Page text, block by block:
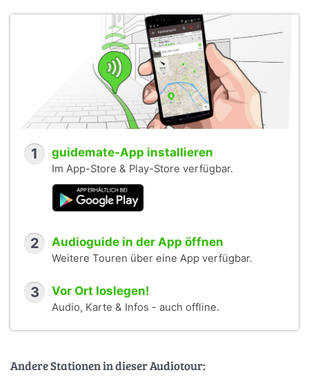
1 guidemate-App installieren
Im App-Store & Play-Store verfügbar.
2 Audioguide in der App öffnen
Weitere Touren über eine App verfügbar.
3 Vor Ort loslegen!
Audio, Karte & Infos - auch offline.
Andere Stationen in dieser Audiotour: